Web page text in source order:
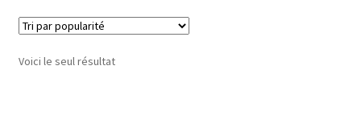
Voici le seul résultat